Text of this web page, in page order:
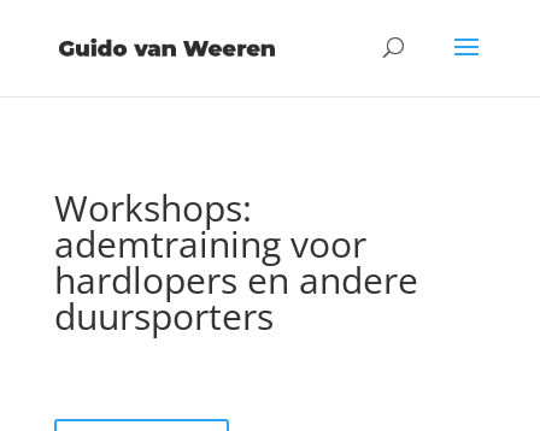
Workshops:
ademtraining voor
hardlopers en andere
duursporters